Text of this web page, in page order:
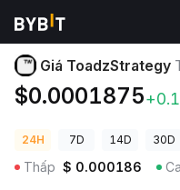
Giá Tiền Điện Tử Giá
Giá ToadzStrategy
$0.0001875
24H 7D 14D 30D
Thấp $ 0.000186